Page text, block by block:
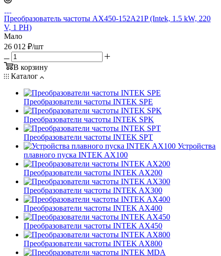
Преобразователь частоты AX450-152A21P (Intek, 1.5 kW, 220
V, 1 PH)
Мало
26 012 ₽/шт
В корзину
Каталог
Преобразователи частоты INTEK SPE
Преобразователи частоты INTEK SPK
Преобразователи частоты INTEK SPT
Устройства
плавного пуска INTEK AX100
Преобразователи частоты INTEK AX200
Преобразователи частоты INTEK AX300
Преобразователи частоты INTEK AX400
Преобразователи частоты INTEK AX450
Преобразователи частоты INTEK AX800